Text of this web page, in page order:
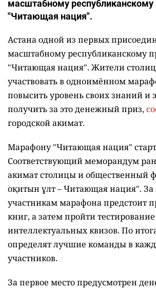
масштабному республиканскому
"Читающая нация".
Астана одной из первых
масштабному республиканскому
"Читающая нация". Жители
участвовать в одноимённом
повысить уровень своих знаний и
получить за это денежный приз,
городской акимат.
Марафону "Читающая нация"
Соответствующий меморандум
акимат столицы и общественный
оқитын ұлт – Читающая нация". За
участникам марафона предстоит
книг, а затем пройти
интеллектуальных квизов. По
определят лучшие команды в
участников.
За первое место предусмотрен